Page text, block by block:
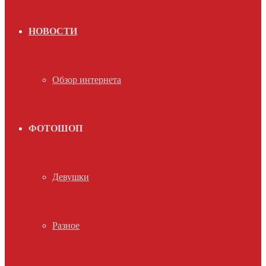
НОВОСТИ
Обзор интернета
ФОТОШОП
Девушки
Разное